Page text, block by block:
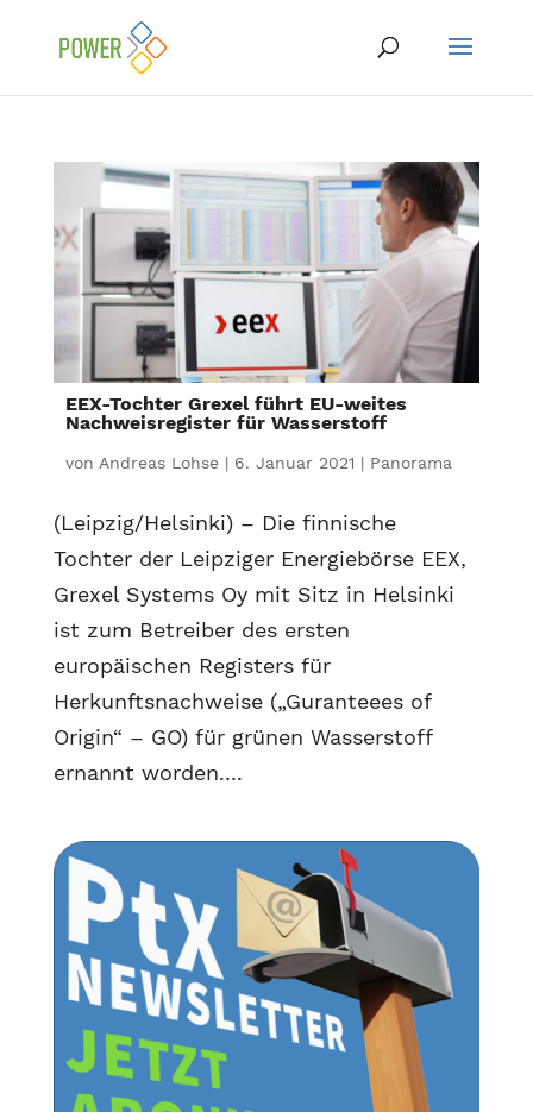
EEX-Tochter Grexel führt EU-weites
Nachweisregister für Wasserstoff
von Andreas Lohse| 6. Januar 2021 | Panorama
(Leipzig/Helsinki) – Die finnische
Tochter der Leipziger Energiebörse EEX,
Grexel Systems Oy mit Sitz in Helsinki
ist zum Betreiber des ersten
europäischen Registers für
Herkunftsnachweise („Guranteees of
Origin“ – GO) für grünen Wasserstoff
ernannt worden....